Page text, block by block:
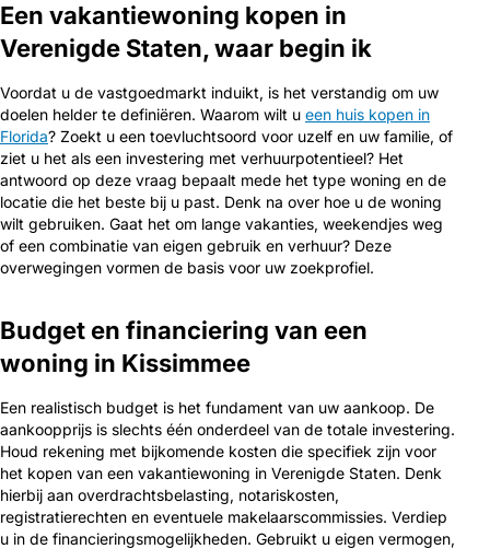
Een vakantiewoning kopen in
Verenigde Staten, waar begin ik
Voordat u de vastgoedmarkt induikt, is het verstandig om uw
doelen helder te definiëren. Waarom wilt u een huis kopen in
Florida? Zoekt u een toevluchtsoord voor uzelf en uw familie, of
ziet u het als een investering met verhuurpotentieel? Het
antwoord op deze vraag bepaalt mede het type woning en de
locatie die het beste bij u past. Denk na over hoe u de woning
wilt gebruiken. Gaat het om lange vakanties, weekendjes weg
of een combinatie van eigen gebruik en verhuur? Deze
overwegingen vormen de basis voor uw zoekprofiel.
Budget en financiering van een
woning in Kissimmee
Een realistisch budget is het fundament van uw aankoop. De
aankoopprijs is slechts één onderdeel van de totale investering.
Houd rekening met bijkomende kosten die specifiek zijn voor
het kopen van een vakantiewoning in Verenigde Staten. Denk
hierbij aan overdrachtsbelasting, notariskosten,
registratierechten en eventuele makelaarscommissies. Verdiep
u in de financieringsmogelijkheden. Gebruikt u eigen vermogen,